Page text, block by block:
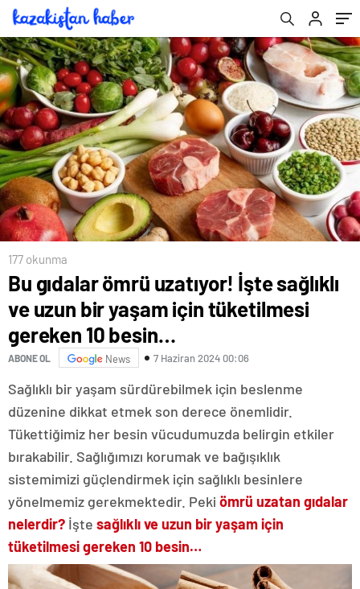
besin…
177 okunma
Bu gıdalar ömrü uzatıyor! İşte sağlıklı
ve uzun bir yaşam için tüketilmesi
gereken 10 besin…
ABONE OL News 7 Haziran 2024 00:06
Sağlıklı bir yaşam sürdürebilmek için beslenme
düzenine dikkat etmek son derece önemlidir.
Tükettiğimiz her besin vücudumuzda belirgin etkiler
bırakabilir. Sağlığımızı korumak ve bağışıklık
sistemimizi güçlendirmek için sağlıklı besinlere
yönelmemiz gerekmektedir. Peki ömrü uzatan gıdalar
nelerdir? İşte sağlıklı ve uzun bir yaşam için
tüketilmesi gereken 10 besin…
Pazartesi burç yorumları